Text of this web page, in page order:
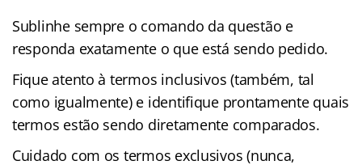
Sublinhe sempre o comando da questão e
responda exatamente o que está sendo pedido.
Fique atento à termos inclusivos (também, tal
como igualmente) e identifique prontamente quais
termos estão sendo diretamente comparados.
Cuidado com os termos exclusivos (nunca,